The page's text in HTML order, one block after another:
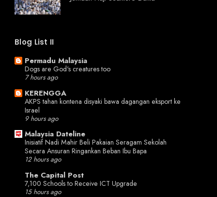
Blog List II
Permadu Malaysia
Dogs are God's creatures too
7 hours ago
KERENGGA
AKPS tahan kontena disyaki bawa dagangan eksport ke
Israel
9 hours ago
Malaysia Dateline
Inisiatif Nadi Mahir Beli Pakaian Seragam Sekolah
Secara Ansuran Ringankan Beban Ibu Bapa
12 hours ago
The Capital Post
7,100 Schools to Receive ICT Upgrade
15 hours ago